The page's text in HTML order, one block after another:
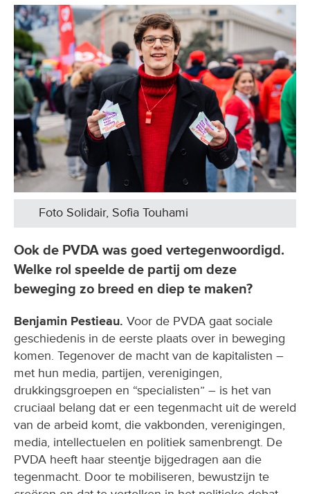
Foto Solidair, Sofia Touhami
Ook de PVDA was goed vertegenwoordigd.
Welke rol speelde de partij om deze
beweging zo breed en diep te maken?
Benjamin Pestieau. Voor de PVDA gaat sociale
geschiedenis in de eerste plaats over in beweging
komen. Tegenover de macht van de kapitalisten –
met hun media, partijen, verenigingen,
drukkingsgroepen en “specialisten” – is het van
cruciaal belang dat er een tegenmacht uit de wereld
van de arbeid komt, die vakbonden, verenigingen,
media, intellectuelen en politiek samenbrengt. De
PVDA heeft haar steentje bijgedragen aan die
tegenmacht. Door te mobiliseren, bewustzijn te